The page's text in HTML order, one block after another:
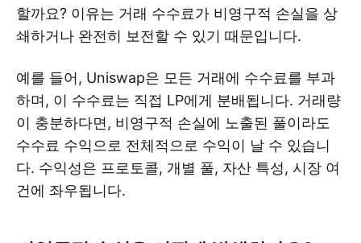
할까요? 이유는 거래 수수료가 비영구적 손실을 상
쇄하거나 완전히 보전할 수 있기 때문입니다.
예를 들어, Uniswap은 모든 거래에 수수료를 부과
하며, 이 수수료는 직접 LP에게 분배됩니다. 거래량
이 충분하다면, 비영구적 손실에 노출된 풀이라도
수수료 수익으로 전체적으로 수익이 날 수 있습니
다. 수익성은 프로토콜, 개별 풀, 자산 특성, 시장 여
건에 좌우됩니다.